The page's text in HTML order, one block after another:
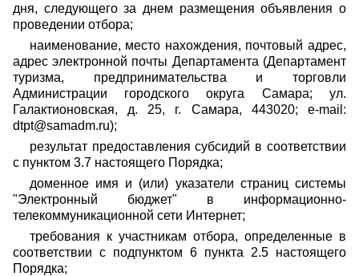
дня, следующего за днем размещения объявления о
проведении отбора;
наименование, место нахождения, почтовый адрес,
адрес электронной почты Департамента (Департамент
туризма, предпринимательства и торговли
Администрации городского округа Самара; ул.
Галактионовская, д. 25, г. Самара, 443020; e-mail:
dtpt@samadm.ru);
результат предоставления субсидий в соответствии
с пунктом 3.7 настоящего Порядка;
доменное имя и (или) указатели страниц системы
"Электронный бюджет" в информационно-
телекоммуникационной сети Интернет;
требования к участникам отбора, определенные в
соответствии с подпунктом 6 пункта 2.5 настоящего
Порядка;